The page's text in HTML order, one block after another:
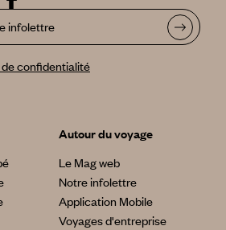
infolettre
confidentialité
Autour du voyage
Le Mag web
Notre infolettre
Application Mobile
Voyages d'entreprise